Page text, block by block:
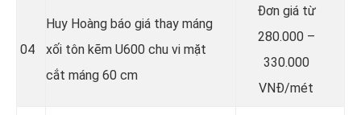
04
Huy Hoàng báo giá thay máng
xối tôn kẽm U600 chu vi mặt
cắt máng 60 cm
Đơn giá từ
280.000 –
330.000
VNĐ/mét